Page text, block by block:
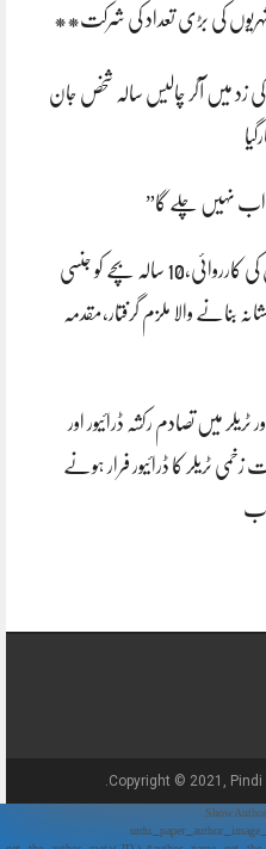
شہریوں کی بڑی تعداد کی شرکت**
کی زد میں آکر چالیس سالہ شخص جان
اب نہیں چلے گا”
جہلم پولیس کی کارروائی،10 سالہ بچے کو جنسی
بنانے والا ملزم گرفتار،مقدمہ
ٹریلر میں تصادم رکشہ ڈرائیور اور
ٹریلر کا ڈرائیور فرار ہونے
Copyright © 2021, Pindi
// Show